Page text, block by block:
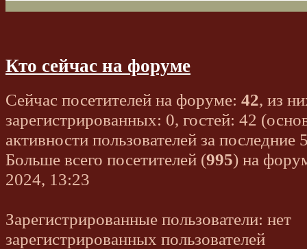
Кто сейчас на форуме
Сейчас посетителей на форуме: 42, из
зарегистрированных: 0, гостей: 42
активности пользователей за последние
Больше всего посетителей (995) на
2024, 13:23
Зарегистрированные пользователи: нет
зарегистрированных пользователей